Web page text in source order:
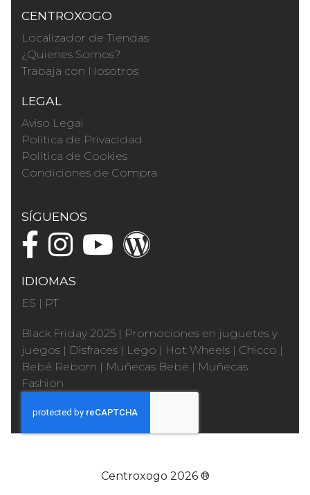
CENTROXOGO
Localizador de Tiendas
¿Quienes Somos?
Trabaja con Nosotros
LEGAL
Aviso Legal
Política de Privacidad
Política de Cookies
Condiciones de Compra
SÍGUENOS
IDIOMAS
ES | PT
Black Friday 2025 | Promociones en juguetes y
juegos | Disfraces | Lego | Hot Wheels | Chicco |
Bebé Reborn | Muñecas Bebé | Muñecas
Fashion
Centroxogo 2026 ®